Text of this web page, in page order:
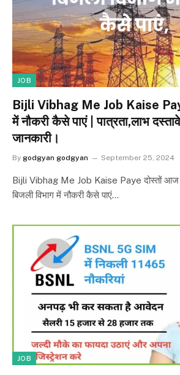
JOB
Bijli Vibhag Me Job Kaise
में नौकरी कैसे पाएं | पात्रता,लाभ
जानकारी।
By godgyan godgyan September 25, 2024
Bijli Vibhag Me Job Kaise Paye दोस्तों
बिजली विभाग में नौकरी कैसे पाएं…
JOB